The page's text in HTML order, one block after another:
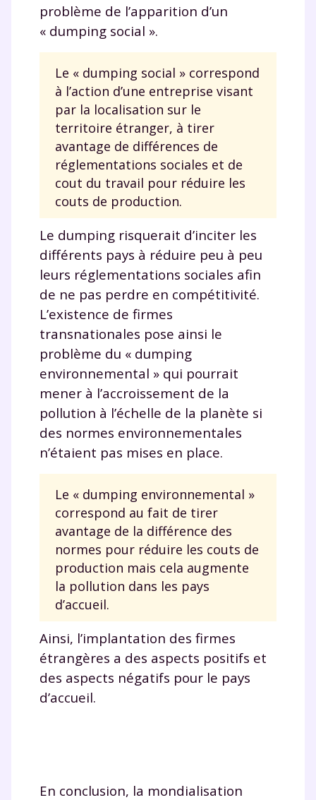
problème de l’apparition d’un
« dumping social ».
Le « dumping social » correspond
à l’action d’une entreprise visant
par la localisation sur le
territoire étranger, à tirer
avantage de différences de
réglementations sociales et de
cout du travail pour réduire les
couts de production.
Le dumping risquerait d’inciter les
différents pays à réduire peu à peu
leurs réglementations sociales afin
de ne pas perdre en compétitivité.
L’existence de firmes
transnationales pose ainsi le
problème du « dumping
environnemental » qui pourrait
mener à l’accroissement de la
pollution à l’échelle de la planète si
des normes environnementales
n’étaient pas mises en place.
Le « dumping environnemental »
correspond au fait de tirer
avantage de la différence des
normes pour réduire les couts de
production mais cela augmente
la pollution dans les pays
d’accueil.
Ainsi, l’implantation des firmes
étrangères a des aspects positifs et
des aspects négatifs pour le pays
d’accueil.
En conclusion, la mondialisation